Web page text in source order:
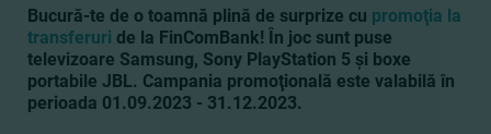
Bucură-te de o toamnă plină de surprize cu promoţia la
transferuri de la FinComBank! În joc sunt puse
televizoare Samsung, Sony PlayStation 5 şi boxe
portabile JBL. Campania promoţională este valabilă în
perioada 01.09.2023 - 31.12.2023.